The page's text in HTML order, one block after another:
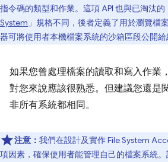
指令碼的類型和作業。這項 API 也與已淘汰的
System 」規格不同，後者定義了用於瀏覽檔
器可將使用者本機檔案系統的沙箱區段公開給
如果您曾處理檔案的讀取和寫入作業
對您來說應該很熟悉。但建議您還是
非所有系統都相同。
注意： 我們在設計及實作 File System
項因素，確保使用者能管理自己的檔案系統